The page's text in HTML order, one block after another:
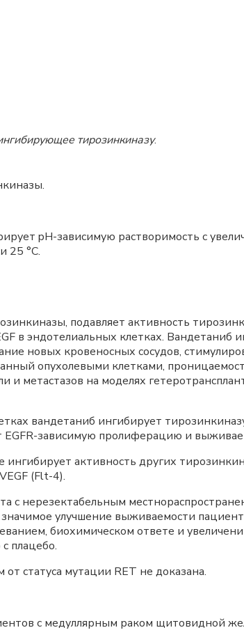
тирозинкиназу.
pH-зависимую растворимость с
25 °C.
подавляет активность
в эндотелиальных клетках.
новых кровеносных сосудов,
опухолевыми клетками,
и метастазов на моделях
вандетаниб ингибирует
EGFR-зависимую пролиферацию и
ингибирует активность других
(Flt-4).
с нерезектабельным
улучшение выживаемости
биохимическом ответе и
плацебо.
статуса мутации RET не доказана.
с медуллярным раком щитовидной